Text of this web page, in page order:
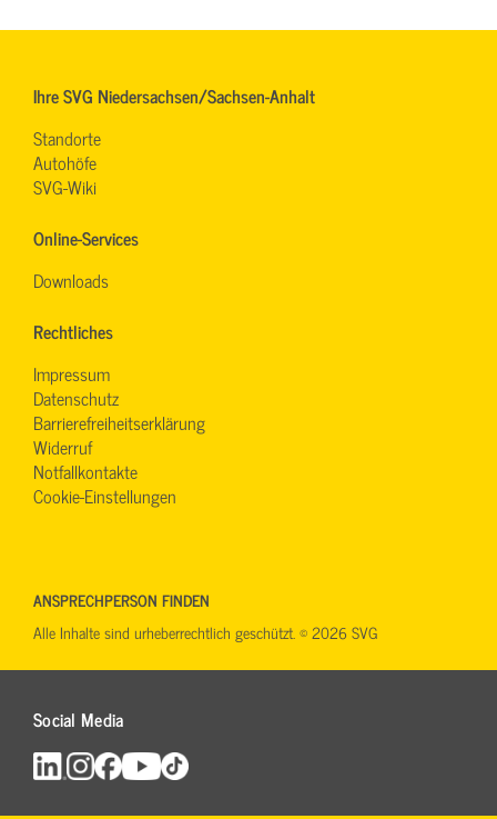
Ihre SVG Niedersachsen/Sachsen-Anhalt
Standorte
Autohöfe
SVG-Wiki
Online-Services
Downloads
Rechtliches
Impressum
Datenschutz
Barrierefreiheitserklärung
Widerruf
Notfallkontakte
Cookie-Einstellungen
Social Media
ANSPRECHPERSON FINDEN
Alle Inhalte sind urheberrechtlich geschützt. © 2026 SVG